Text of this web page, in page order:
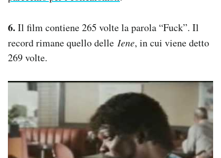
6. Il film contiene 265 volte la parola “Fuck”. Il
record rimane quello delle Iene, in cui viene detto
269 volte.